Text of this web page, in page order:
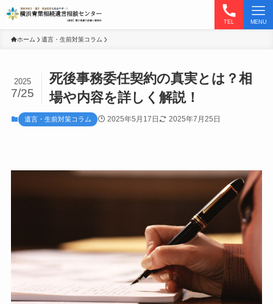
TEL MENU
ホーム 遺言・生前対策コラム
死後事務委任契約の真実とは？相
場や内容を詳しく解説！
2025
7/25
遺言・生前対策コラム 2025年5月17日 2025年7月25日